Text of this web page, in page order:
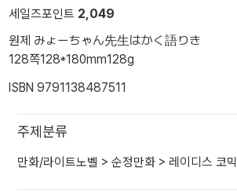
세일즈포인트 2,049
원제 みょーちゃん先生はかく語りき
128쪽128*180mm128g
ISBN 9791138487511
주제분류
만화/라이트노벨 > 순정만화 > 레이디스 코믹